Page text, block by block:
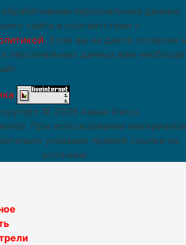
персональные данные
сайта в соответствии с
. Если вы не даете согласия
персональных данных,вам
© 2026 kassa-line.ru
При использовании
указание прямой ссылки на
источник.